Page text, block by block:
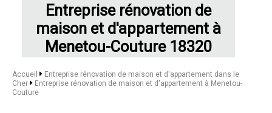
Entreprise rénovation de
maison et d'appartement à
Menetou-Couture 18320
Accueil
Entreprise rénovation de maison et d'appartement dans le
Cher
Entreprise rénovation de maison et d'appartement à Menetou-
Couture